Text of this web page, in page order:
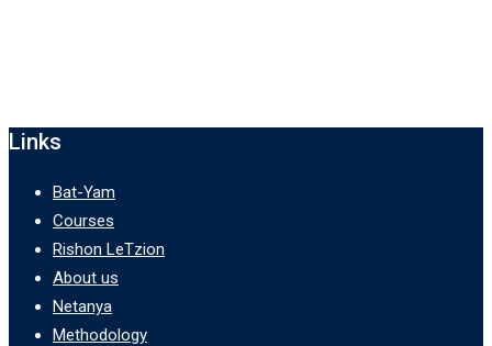
Links
Bat-Yam
Courses
Rishon LeTzion
About us
Netanya
Methodology